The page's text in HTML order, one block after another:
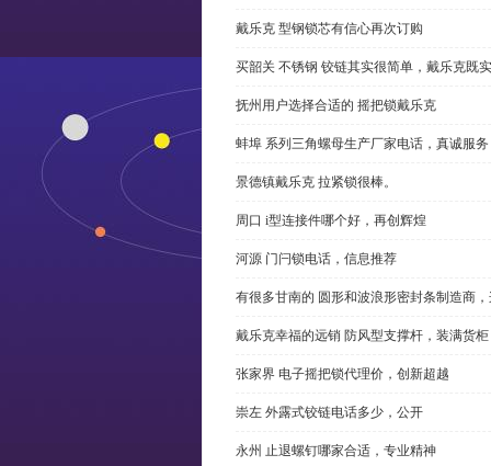
戴乐克 型钢锁芯有信心再次订购
买韶关 不锈钢 铰链其实很简单，戴乐克既
抚州用户选择合适的 摇把锁戴乐克
蚌埠 系列三角螺母生产厂家电话，真诚服务
景德镇戴乐克 拉紧锁很棒。
周口 i型连接件哪个好，再创辉煌
河源 门闩锁电话，信息推荐
有很多甘南的 圆形和波浪形密封条制造商
戴乐克幸福的远销 防风型支撑杆，装满货柜
张家界 电子摇把锁代理价，创新超越
崇左 外露式铰链电话多少，公开
永州 止退螺钉哪家合适，专业精神